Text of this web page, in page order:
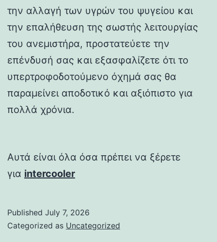
την αλλαγή των υγρών του ψυγείου και
την επαλήθευση της σωστής λειτουργίας
του ανεμιστήρα, προστατεύετε την
επένδυσή σας και εξασφαλίζετε ότι το
υπερτροφοδοτούμενο όχημά σας θα
παραμείνει αποδοτικό και αξιόπιστο για
πολλά χρόνια.
Αυτά είναι όλα όσα πρέπει να ξέρετε
για intercooler
Published July 7, 2026
Categorized as Uncategorized